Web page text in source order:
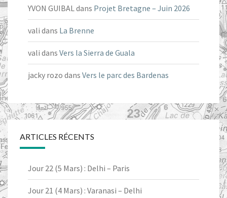
YVON GUIBAL dans Projet Bretagne – Juin 2026
vali dans La Brenne
vali dans Vers la Sierra de Guala
jacky rozo dans Vers le parc des Bardenas
ARTICLES RÉCENTS
Jour 22 (5 Mars) : Delhi – Paris
Jour 21 (4 Mars) : Varanasi – Delhi